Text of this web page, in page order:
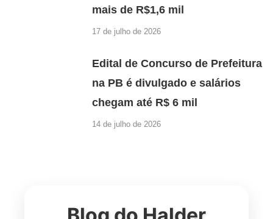
mais de R$1,6 mil
17 de julho de 2026
Edital de Concurso de Prefeitura
na PB é divulgado e salários
chegam até R$ 6 mil
14 de julho de 2026